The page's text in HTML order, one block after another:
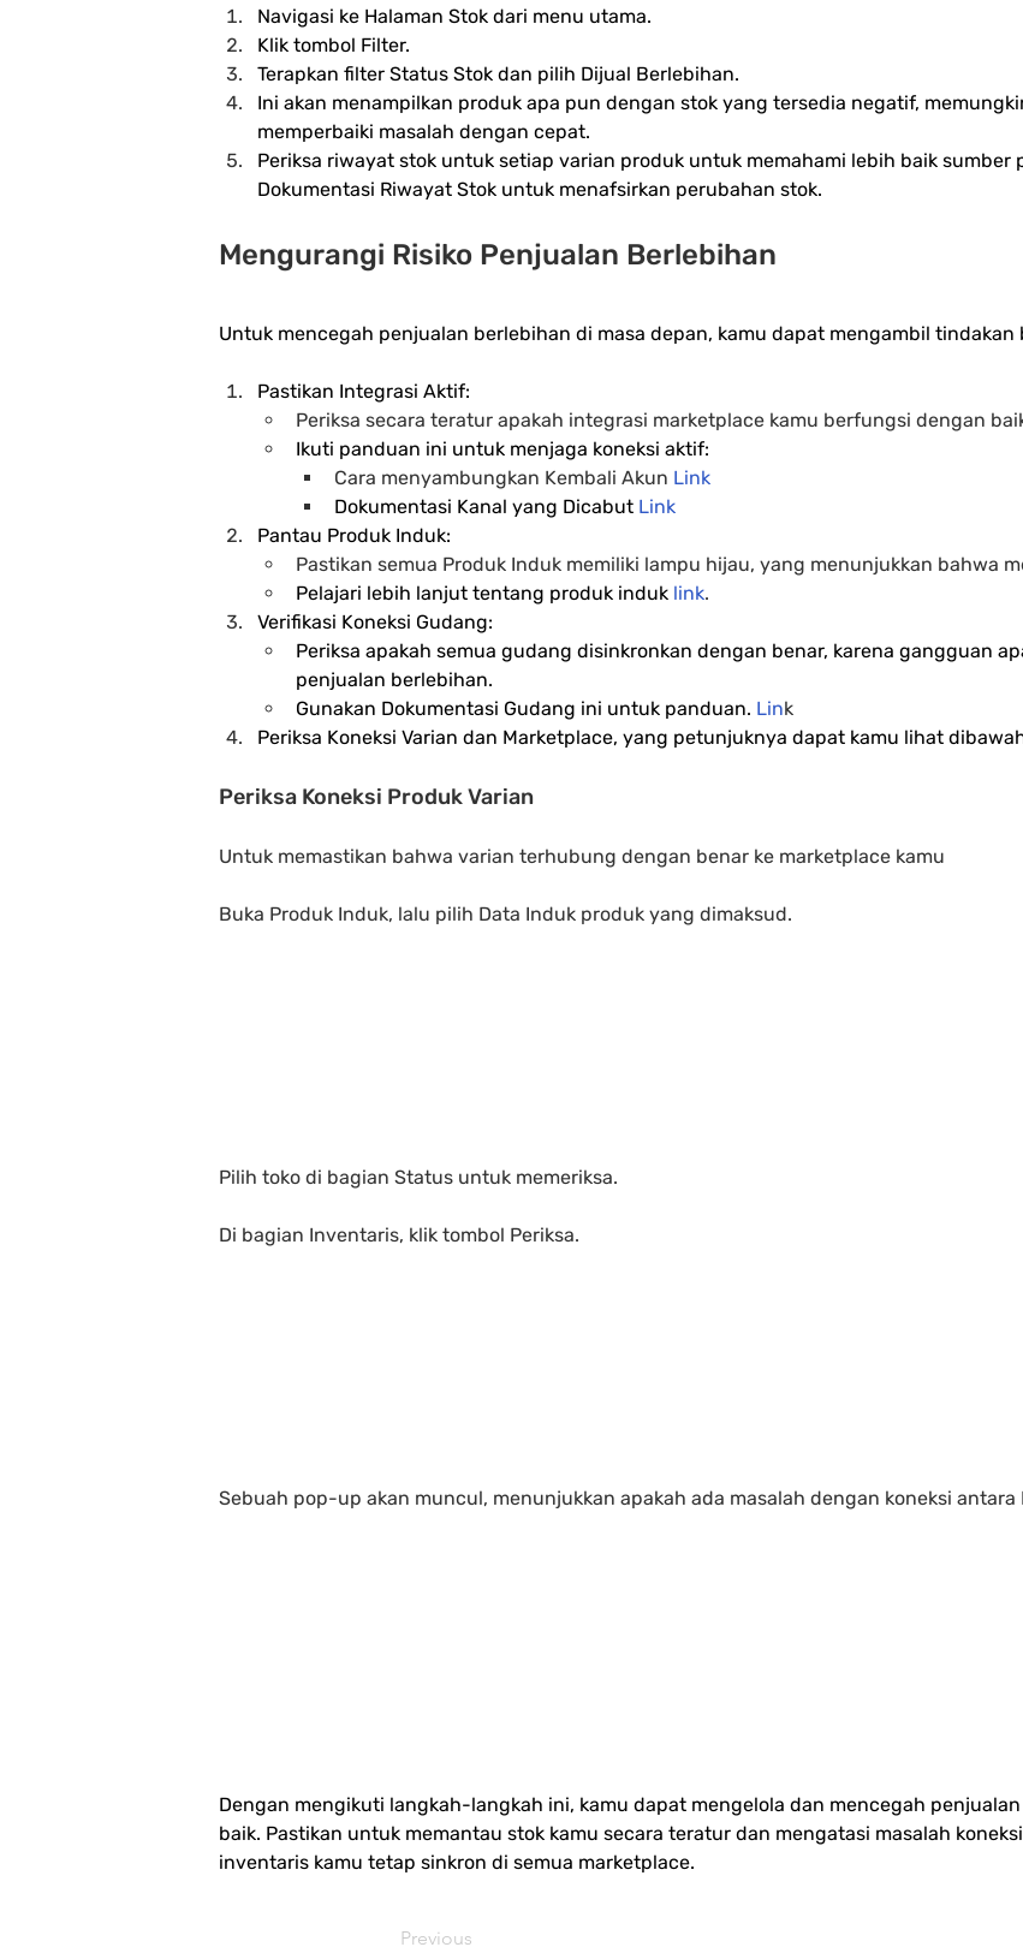
Navigasi ke Halaman Stok dari menu utama.
Klik tombol Filter.
Terapkan filter Status Stok dan pilih Dijual Berlebihan.
Ini akan menampilkan produk apa pun dengan stok yang tersedia negatif,
memperbaiki masalah dengan cepat.
Periksa riwayat stok untuk setiap varian produk untuk memahami lebih baik sumber
Dokumentasi Riwayat Stok untuk menafsirkan perubahan stok.
Mengurangi Risiko Penjualan Berlebihan
Untuk mencegah penjualan berlebihan di masa depan, kamu dapat mengambil tindakan
Pastikan Integrasi Aktif:
Periksa secara teratur apakah integrasi marketplace kamu berfungsi dengan
Ikuti panduan ini untuk menjaga koneksi aktif:
Cara menyambungkan Kembali Akun Link
Dokumentasi Kanal yang Dicabut Link
Pantau Produk Induk:
Pastikan semua Produk Induk memiliki lampu hijau, yang menunjukkan bahwa
Pelajari lebih lanjut tentang produk induk link.
Verifikasi Koneksi Gudang:
Periksa apakah semua gudang disinkronkan dengan benar, karena gangguan
penjualan berlebihan.
Gunakan Dokumentasi Gudang ini untuk panduan. Link
Periksa Koneksi Varian dan Marketplace, yang petunjuknya dapat kamu lihat
Periksa Koneksi Produk Varian
Untuk memastikan bahwa varian terhubung dengan benar ke marketplace kamu
Buka Produk Induk, lalu pilih Data Induk produk yang dimaksud.
Pilih toko di bagian Status untuk memeriksa.
Di bagian Inventaris, klik tombol Periksa.
Sebuah pop-up akan muncul, menunjukkan apakah ada masalah dengan koneksi
Dengan mengikuti langkah-langkah ini, kamu dapat mengelola dan mencegah
baik. Pastikan untuk memantau stok kamu secara teratur dan mengatasi masalah
inventaris kamu tetap sinkron di semua marketplace.
Previous